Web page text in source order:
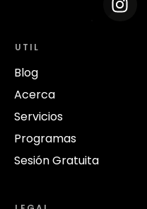
UTIL
Blog
Acerca
Servicios
Programas
Sesión Gratuita